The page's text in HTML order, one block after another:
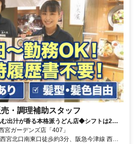
・調理補助スタッフ
む出汁が香る本格派うどん店◆シフトは2週
/規定
ガーデンズ店「407」
宮北口南東口徒歩約3分、阪急今津線 西宮